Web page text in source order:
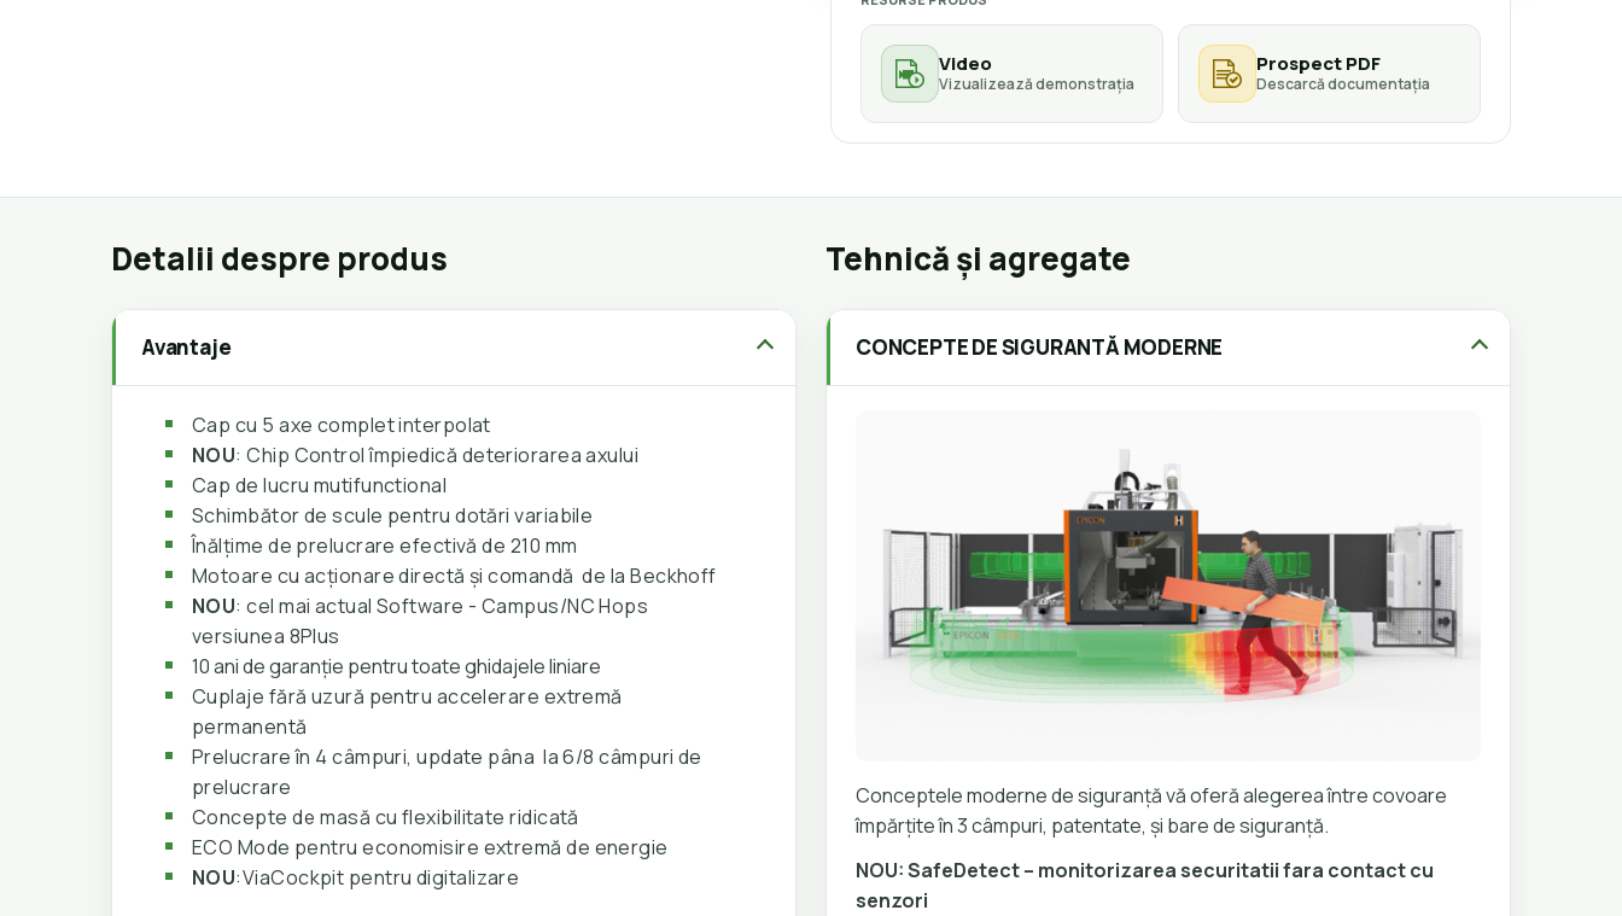
Video
Vizualizează demonstrația
Prospect PDF
Descarcă documentația
Detalii despre produs
Avantaje
Cap cu 5 axe complet interpolat
NOU: Chip Control împiedică deteriorarea axului
Cap de lucru mutifunctional
Schimbător de scule pentru dotări variabile
Înălțime de prelucrare efectivă de 210 mm
Motoare cu acționare directă și comandă de la Beckhoff
NOU: cel mai actual Software - Campus/NC Hops
versiunea 8Plus
10 ani de garanție pentru toate ghidajele liniare
Cuplaje fără uzură pentru accelerare extremă
permanentă
Prelucrare în 4 câmpuri, update pâna la 6/8 câmpuri de
prelucrare
Concepte de masă cu flexibilitate ridicată
ECO Mode pentru economisire extremă de energie
NOU:ViaCockpit pentru digitalizare
Tehnică și agregate
CONCEPTE DE SIGURANTĂ MODERNE
Conceptele moderne de siguranță vă oferă alegerea între covoare
împărțite în 3 câmpuri, patentate, și bare de siguranță.
NOU: SafeDetect – monitorizarea securitatii fara contact cu
senzori